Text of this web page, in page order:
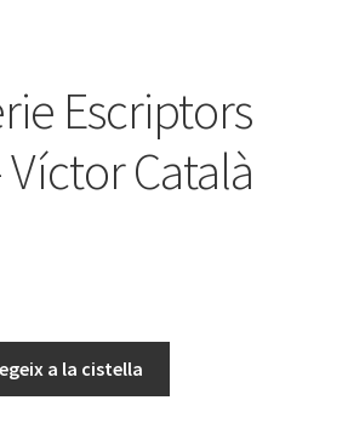
Escriptors
Català
a la cistella